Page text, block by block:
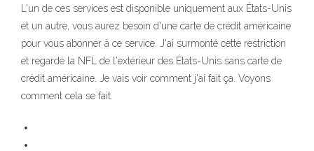
L'un de ces services est disponible uniquement aux États-Unis
et un autre, vous aurez besoin d'une carte de crédit américaine
pour vous abonner à ce service. J'ai surmonté cette restriction
et regardé la NFL de l'extérieur des États-Unis sans carte de
crédit américaine. Je vais voir comment j'ai fait ça. Voyons
comment cela se fait.